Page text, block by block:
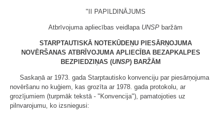
"II PAPILDINĀJUMS
Atbrīvojuma apliecības veidlapa UNSP baržām
STARPTAUTISKĀ NOTEKŪDEŅU PIESĀRŅOJUMA
NOVĒRŠANAS ATBRĪVOJUMA APLIECĪBA BEZAPKALPES
BEZPIEDZIŅAS (UNSP) BARŽĀM
Saskaņā ar 1973. gada Starptautisko konvenciju par piesārņojuma
novēršanu no kuģiem, kas grozīta ar 1978. gada protokolu, ar
grozījumiem (turpmāk tekstā - "Konvencija"), pamatojoties uz
pilnvarojumu, ko izsniegusi: